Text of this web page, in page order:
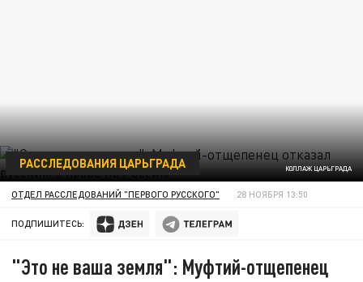
КОЛЛАЖ ЦАРЬГРАДА
РАССЛЕДОВАНИЯ ЦАРЬГРАДА
ОТДЕЛ РАССЛЕДОВАНИЙ "ПЕРВОГО РУССКОГО" 28 НОЯБРЯ 13:50
ПОДПИШИТЕСЬ:
"Это не ваша земля": Муфтий-отщепенец